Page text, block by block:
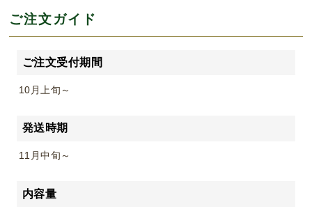
ご注文ガイド
ご注文受付期間
10月上旬～
発送時期
11月中旬～
内容量